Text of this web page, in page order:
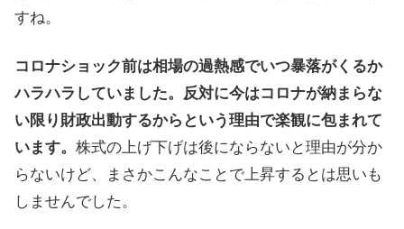
すね。
コロナショック前は相場の過熱感でいつ暴落がくるか
ハラハラしていました。反対に今はコロナが納まらな
い限り財政出動するからという理由で楽観に包まれて
います。 株式の上げ下げは後にならないと理由が分か
らないけど、まさかこんなことで上昇するとは思いも
しませんでした。